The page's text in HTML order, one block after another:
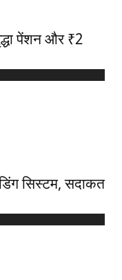
पेंशन और ₹2
सिस्टम, सदाकत